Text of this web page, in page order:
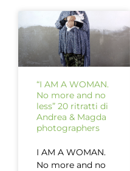
“I AM A WOMAN.
No more and no
less” 20 ritratti di
Andrea & Magda
photographers
I AM A WOMAN.
No more and no